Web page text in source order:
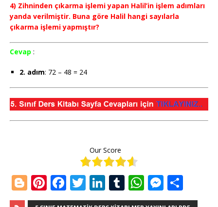
4) Zihninden çıkarma işlemi yapan Halil’in işlem adımları
yanda verilmiştir. Buna göre Halil hangi sayılarla
çıkarma işlemi yapmıştır?
Cevap :
2. adım: 72 – 48 = 24
Our Score
Bl
o
Pi
n
F
a
T
w
Li
n
T
u
W
h
M
e h